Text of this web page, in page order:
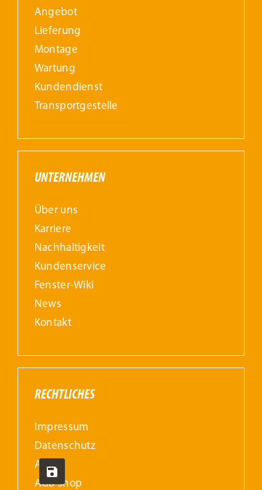
Angebot
Lieferung
Montage
Wartung
Kundendienst
Transportgestelle
UNTERNEHMEN
Über uns
Karriere
Nachhaltigkeit
Kundenservice
Fenster-Wiki
News
Kontakt
RECHTLICHES
Impressum
Datenschutz
AGB
AGB Shop